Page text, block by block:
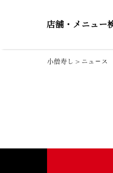
店舗・メニュー
小僧寿し > ニュ－ス